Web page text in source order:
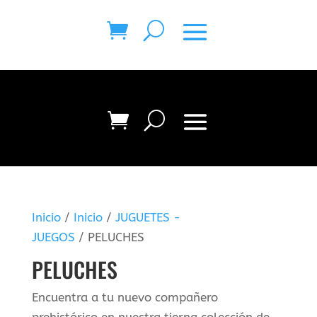
Inicio/ Inicio/ JUGUETES -
JUEGOS / PELUCHES
PELUCHES
Encuentra a tu nuevo compañero